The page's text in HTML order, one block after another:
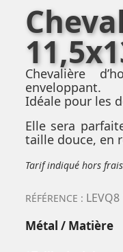
Chevalière
enveloppant.
Idéale pour les
Elle sera
taille douce, en
Tarif indiqué hors
RÉFÉRENCE : LEVQ8
Métal / Matière